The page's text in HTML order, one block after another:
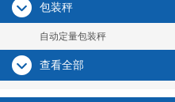
包装秤
自动定量包装秤
查看全部